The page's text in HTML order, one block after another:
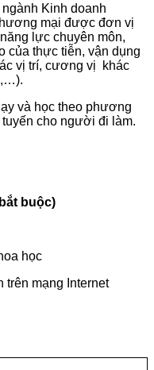
Kinh doanh
mại được đơn vị
lực chuyên môn,
của thực tiễn, vận dụng
vị trí, cương vị khác
và học theo phương
cho người đi làm.
buộc)
học
mạng Internet